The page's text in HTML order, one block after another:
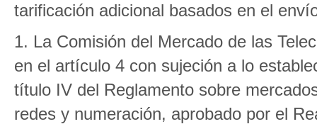
tarificación adicional basados en el
1. La Comisión del Mercado de las
en el artículo 4 con sujeción a lo
título IV del Reglamento sobre
redes y numeración, aprobado por el